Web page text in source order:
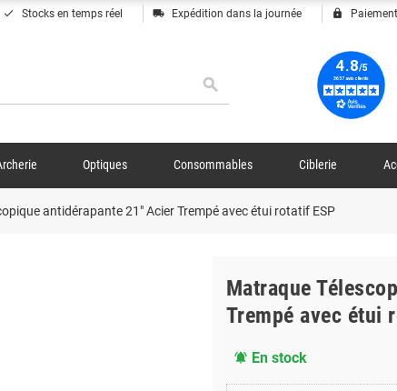
done Stocks en temps réel local_shipping Expédition dans la journée lock
search
Optiques Consommables Ciblerie
antidérapante 21" Acier Trempé avec étui rotatif ESP
Matraque
Trempé avec étui
notifications_active En stock